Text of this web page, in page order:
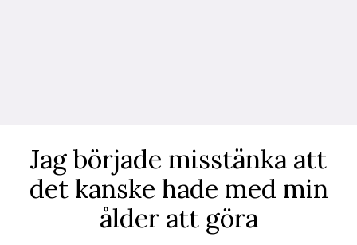
Jag började misstänka att
det kanske hade med min
ålder att göra